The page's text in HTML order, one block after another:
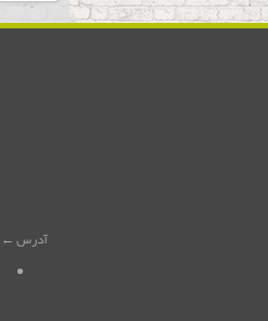
آدرس ←